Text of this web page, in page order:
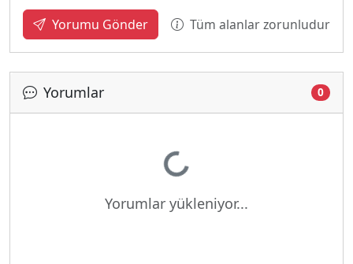
Yorumu Gönder Tüm alanlar zorunludur
Yorumlar 0
Yükleniyor...
Yorumlar yükleniyor...